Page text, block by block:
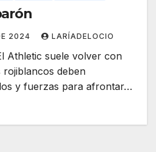
2024 LARÍADELOCIO
Athletic suele volver con
deben
y fuerzas para afrontar…